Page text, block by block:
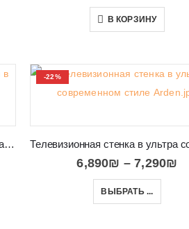
В КОРЗИНУ
Стенка телевизионная модульная в салон RUSO
-22%
6,890₪ –7,290₪
ВЫБРАТЬ ...